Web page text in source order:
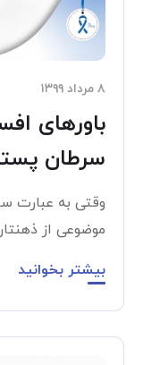
۸ مرداد ۱۳۹۹
باورهای
سرطان
وقتی به عبارت
موضوعی از
بیشتر بخوانید